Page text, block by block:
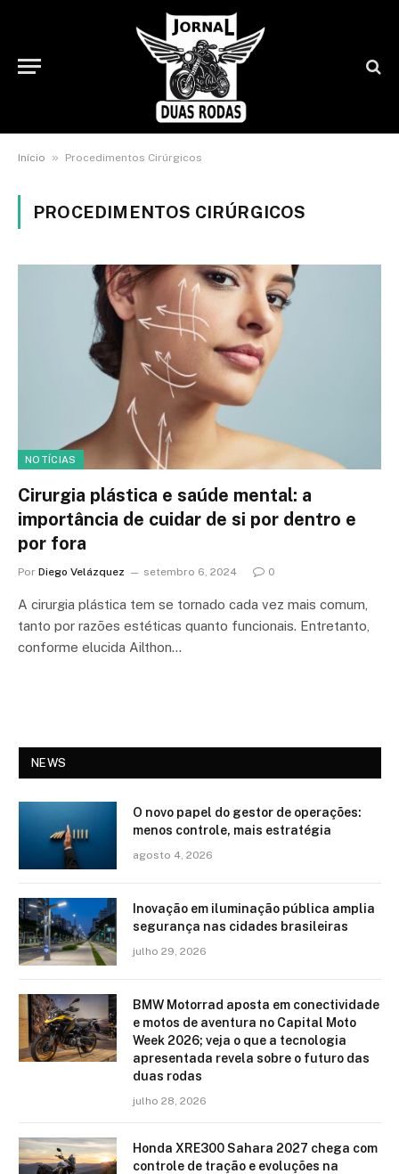
Início » Procedimentos Cirúrgicos
PROCEDIMENTOS CIRÚRGICOS
NOTÍCIAS
Cirurgia plástica e saúde mental: a
importância de cuidar de si por dentro e
por fora
Por Diego Velázquez setembro 6, 2024 0
A cirurgia plástica tem se tornado cada vez mais comum,
tanto por razões estéticas quanto funcionais. Entretanto,
conforme elucida Ailthon…
NEWS
O novo papel do gestor de operações:
menos controle, mais estratégia
agosto 4, 2026
Inovação em iluminação pública amplia
segurança nas cidades brasileiras
julho 29, 2026
BMW Motorrad aposta em conectividade
e motos de aventura no Capital Moto
Week 2026; veja o que a tecnologia
apresentada revela sobre o futuro das
duas rodas
julho 28, 2026
Honda XRE300 Sahara 2027 chega com
controle de tração e evoluções na